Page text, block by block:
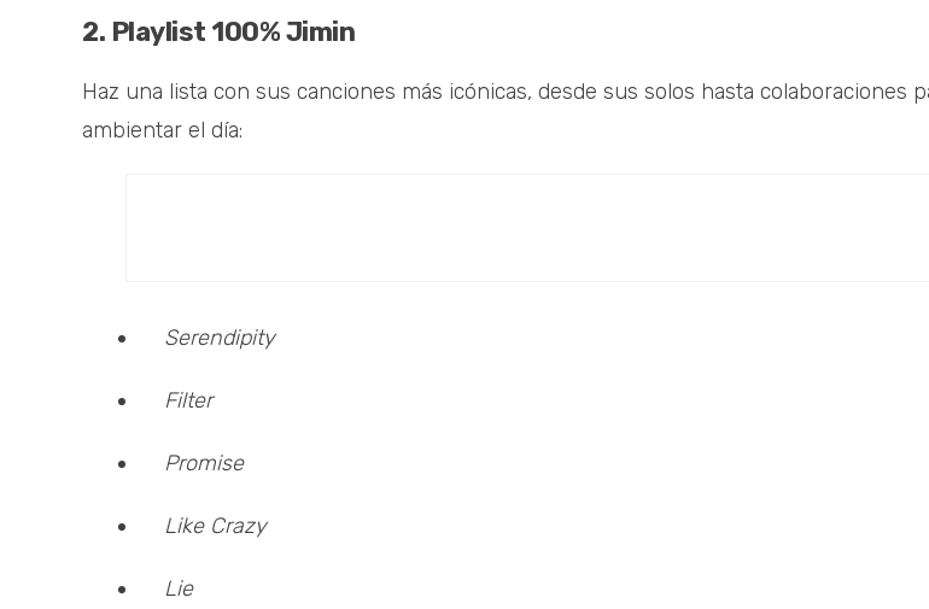
2. Playlist 100% Jimin
Haz una lista con sus canciones más icónicas, desde sus solos hasta colaboraciones
ambientar el día:
Serendipity
Filter
Promise
Like Crazy
Lie